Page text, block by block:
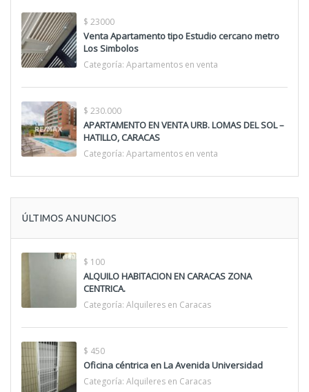
$ 23000
Venta Apartamento tipo Estudio cercano metro
Los Simbolos
Categoría: Apartamentos en venta
$ 230.000
APARTAMENTO EN VENTA URB. LOMAS DEL SOL –
HATILLO, CARACAS
Categoría: Apartamentos en venta
ÚLTIMOS ANUNCIOS
$ 100
ALQUILO HABITACION EN CARACAS ZONA
CENTRICA.
Categoría: Alquileres en Caracas
$ 450
Oficina céntrica en La Avenida Universidad
Categoría: Alquileres en Caracas